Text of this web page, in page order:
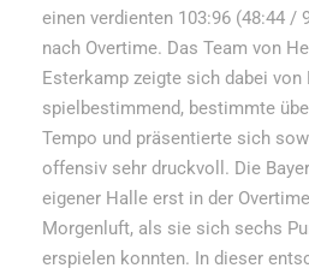
einen verdienten 103:96 (48:44 /
nach Overtime. Das Team von
Esterkamp zeigte sich dabei von
spielbestimmend, bestimmte
Tempo und präsentierte sich
offensiv sehr druckvoll. Die
eigener Halle erst in der
Morgenluft, als sie sich sechs
erspielen konnten. In dieser